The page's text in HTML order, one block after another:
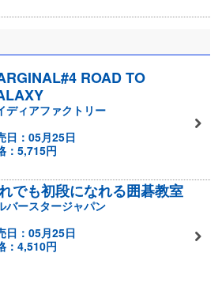
ROAD TO
ディアファクトリー
日：05月25日
：5,715円
でも初段になれる囲碁教室
バースタージャパン
日：05月25日
：4,510円